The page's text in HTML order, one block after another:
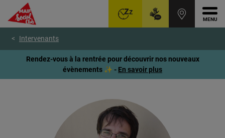
contenu
page
Intervenants
Rendez-vous à la rentrée pour découvrir nos nouveaux
évènements ✨ - En savoir plus